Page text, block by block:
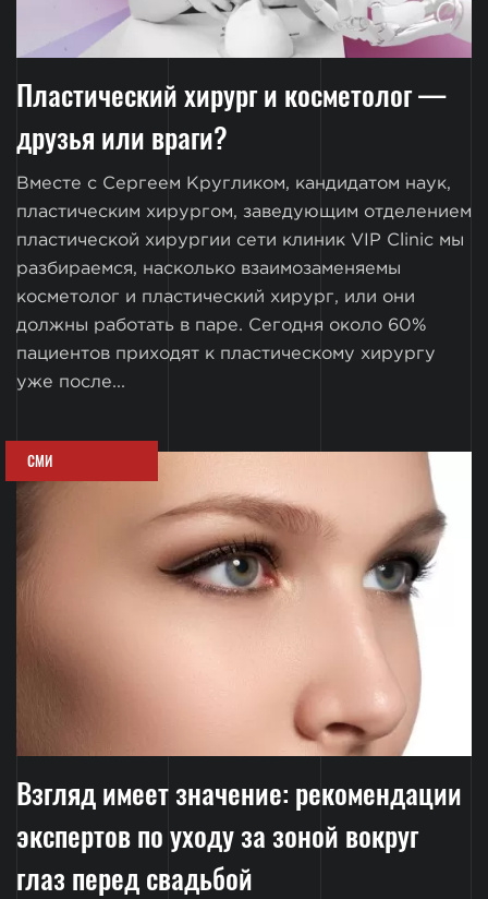
Пластический хирург и косметолог —
друзья или враги?
Вместе с Сергеем Кругликом, кандидатом наук,
пластическим хирургом, заведующим отделением
пластической хирургии сети клиник VIP Clinic мы
разбираемся, насколько взаимозаменяемы
косметолог и пластический хирург, или они
должны работать в паре. Сегодня около 60%
пациентов приходят к пластическому хирургу
уже после...
СМИ
Взгляд имеет значение: рекомендации
экспертов по уходу за зоной вокруг
глаз перед свадьбой